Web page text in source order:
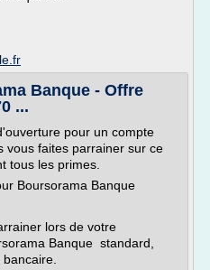
Banque - Offre
...
pour un compte
vous faites parrainer sur ce
tous les primes.
Boursorama Banque
lors de votre
Banque standard,